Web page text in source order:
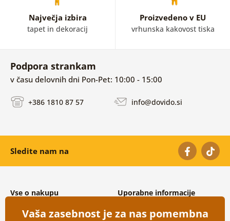
Največja izbira
tapet in dekoracij
Proizvedeno v EU
vrhunska kakovost tiska
Podpora strankam
v času delovnih dni Pon-Pet: 10:00 - 15:00
+386 1810 87 57 info@dovido.si
Sledite nam na
Vse o nakupu
Splošni in reklamacijski pogoji
Varovanje osebnih podatkov
Uporabne informacije
Pogosto zastavljena vprašanja
Vaša zasebnost je za nas pomembna